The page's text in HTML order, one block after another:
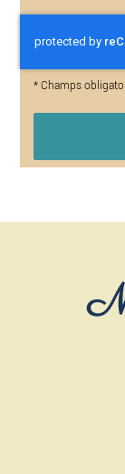
*Champs